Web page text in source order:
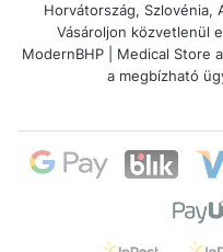
3. Tartósak az
Igen, a
a mosásnak.
4. Jobb a pamut
Horvátország, Szlovénia,
Vásároljon közvetlenül
ModernBHP | Medical Store
a megbízható